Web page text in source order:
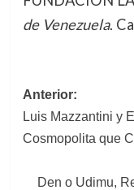
de Venezuela.
de
entradas
Anterior:
Luis Mazzantini y
Cosmopolita que
Den o Udimu,